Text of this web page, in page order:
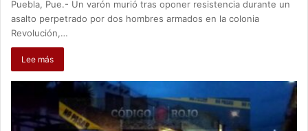
Puebla, Pue.- Un varón murió tras oponer resistencia durante un
asalto perpetrado por dos hombres armados en la colonia
Revolución,…
Lee más